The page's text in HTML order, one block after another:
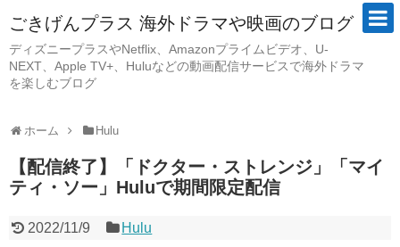
ごきげんプラス 海外ドラマや映画のブログ
ディズニープラスやNetflix、Amazonプライムビデオ、U-
NEXT、Apple TV+、Huluなどの動画配信サービスで海外ドラマ
を楽しむブログ
ホーム Hulu
【配信終了】「ドクター・ストレンジ」「マイ
ティ・ソー」Huluで期間限定配信
2022/11/9 Hulu